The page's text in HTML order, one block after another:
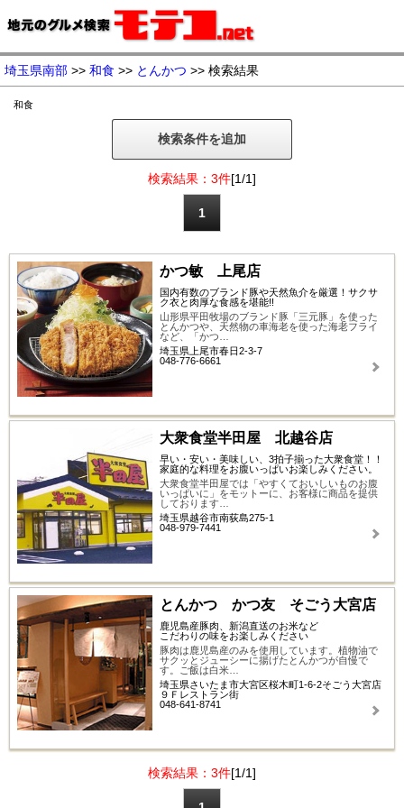
埼玉県南部 >> 和食 >> とんかつ >> 検索結果
和食
検索条件を追加
検索結果：3件[1/1]
1
かつ敏 上尾店
国内有数のブランド豚や天然魚介を厳選！サクサ
ク衣と肉厚な食感を堪能!!
山形県平田牧場のブランド豚「三元豚」を使った
とんかつや、天然物の車海老を使った海老フライ
など、「かつ…
埼玉県上尾市春日2-3-7
048-776-6661
大衆食堂半田屋 北越谷店
早い・安い・美味しい、3拍子揃った大衆食堂！！
家庭的な料理をお腹いっぱいお楽しみください。
大衆食堂半田屋では「やすくておいしいものお腹
いっぱいに」をモットーに、お客様に商品を提供
しております…
埼玉県越谷市南荻島275-1
048-979-7441
とんかつ かつ友 そごう大宮店
鹿児島産豚肉、新潟直送のお米など
こだわりの味をお楽しみください
豚肉は鹿児島産のみを使用しています。植物油で
サクッとジューシーに揚げたとんかつが自慢で
す。ご飯は白米…
埼玉県さいたま市大宮区桜木町1-6-2そごう大宮店
９Ｆレストラン街
048-641-8741
検索結果：3件[1/1]